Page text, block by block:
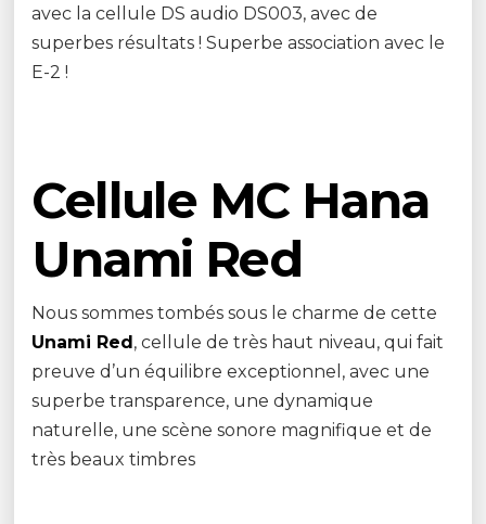
avec la cellule DS audio DS003, avec de
superbes résultats ! Superbe association avec le
E-2 !
Cellule MC Hana
Unami Red
Nous sommes tombés sous le charme de cette
Unami Red, cellule de très haut niveau, qui fait
preuve d’un équilibre exceptionnel, avec une
superbe transparence, une dynamique
naturelle, une scène sonore magnifique et de
très beaux timbres